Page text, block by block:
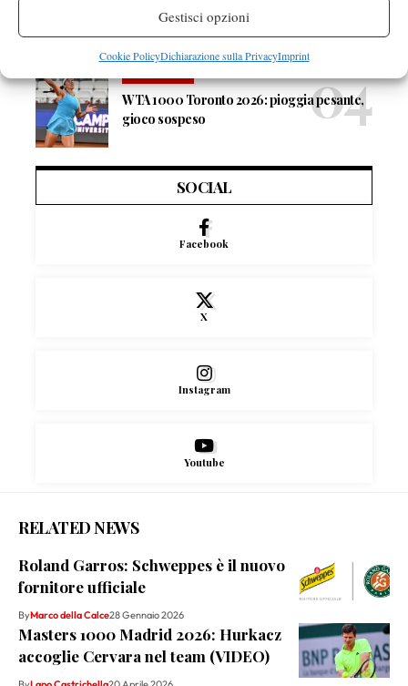
Gestisci opzioni
Cookie PolicyDichiarazione sulla PrivacyImprint
out per Shang contro Darderi
WTA 1000 Toronto 2026: pioggia pesante,
gioco sospeso
SOCIAL
Facebook
X
Instagram
Youtube
RELATED NEWS
Roland Garros: Schweppes è il nuovo
fornitore ufficiale
ByMarco della Calce28 Gennaio 2026
Masters 1000 Madrid 2026: Hurkacz
accoglie Cervara nel team (VIDEO)